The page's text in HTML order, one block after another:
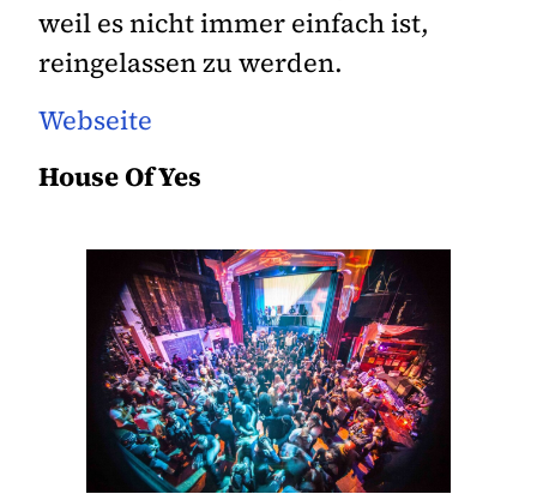
weil es nicht immer einfach ist,
reingelassen zu werden.
Webseite
House Of Yes